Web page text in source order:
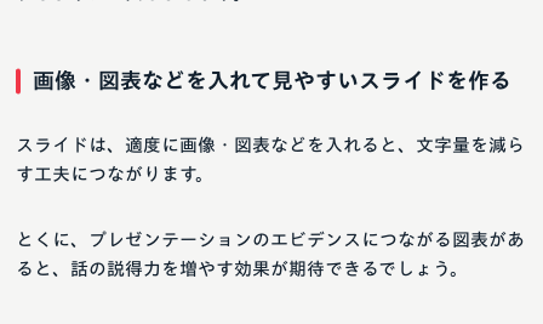
画像・図表などを入れて見やすいスライドを作る
スライドは、適度に画像・図表などを入れると、文字量を減ら
す工夫につながります。
とくに、プレゼンテーションのエビデンスにつながる図表があ
ると、話の説得力を増やす効果が期待できるでしょう。